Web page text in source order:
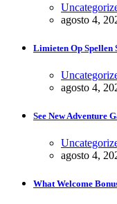
agosto 4,
Limieten Op Spellen
agosto 4,
See New Adventure
agosto 4,
What Welcome